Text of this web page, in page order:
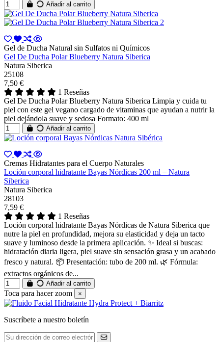
Añadir al carrito
Gel de Ducha Natural sin Sulfatos ni Químicos
Gel De Ducha Polar Blueberry Natura Siberica
Natura Siberica
25108
7,50 €
1 Reseñas
Gel De Ducha Polar Blueberry Natura Siberica Limpia y cuida tu
piel con este gel vegano cargado de vitaminas que ayudan a nutrir la
piel dejándola suave y sedosa Formato: 400 ml
Añadir al carrito
Cremas Hidratantes para el Cuerpo Naturales
Loción corporal hidratante Bayas Nórdicas 200 ml – Natura
Siberica
Natura Siberica
28103
7,59 €
1 Reseñas
Loción corporal hidratante Bayas Nórdicas de Natura Siberica que
nutre la piel en profundidad, mejora su elasticidad y deja un tacto
suave y luminoso desde la primera aplicación. ✨ Ideal si buscas:
hidratación diaria ligera, piel suave sin sensación grasa y un acabado
fresco y natural. 📦 Presentación: tubo de 200 ml. 🌿 Fórmula:
extractos orgánicos de...
Añadir al carrito
Toca para hacer zoom ×
Suscríbete a nuestro boletín